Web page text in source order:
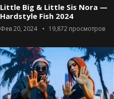
Little Big & Little Sis Nora —
Hardstyle Fish 2024
Фев 20, 2024 19,872 просмотров